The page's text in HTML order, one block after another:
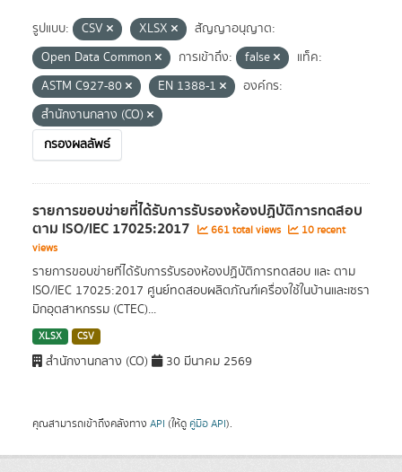
รูปแบบ: CSV XLSX
สัญญาอนุญาต:
Open Data Common
การเข้าถึง: false
แท็ค:
ASTM C927-80
EN 1388-1
องค์กร:
สำนักงานกลาง (CO)
กรองผลลัพธ์
รายการขอบข่ายที่ได้รับการรับรองห้องปฏิบัติการทดสอบ
ตาม ISO/IEC 17025:2017 661 total views
10 recent
views
รายการขอบข่ายที่ได้รับการรับรองห้องปฏิบัติการทดสอบ และ ตาม
ISO/IEC 17025:2017 ศูนย์ทดสอบผลิตภัณฑ์เครื่องใช้ในบ้านและเซรา
มิกอุตสาหกรรม (CTEC)...
XLSX CSV
สำนักงานกลาง (CO) 30 มีนาคม 2569
คุณสามารถเข้าถึงคลังทาง API (ให้ดู คู่มือ API).